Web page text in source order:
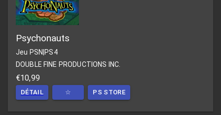
Psychonauts
Jeu PSN PS4
DOUBLE FINE PRODUCTIONS INC.
€10,99
DÉTAIL ☆ PS STORE